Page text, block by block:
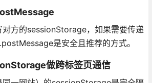
对方的sessionStorage，如果需要传递
是安全且推荐的方式。
做跨标签页通信